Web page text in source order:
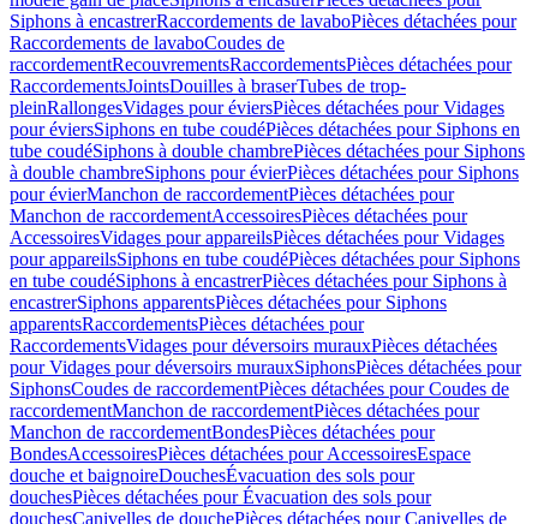
Siphons à encastrerRaccordements de lavaboPièces détachées pour
Raccordements de lavaboCoudes de
raccordementRecouvrementsRaccordementsPièces détachées pour
RaccordementsJointsDouilles à braserTubes de trop-
pleinRallongesVidages pour éviersPièces détachées pour Vidages
pour éviersSiphons en tube coudéPièces détachées pour Siphons en
tube coudéSiphons à double chambrePièces détachées pour Siphons
à double chambreSiphons pour évierPièces détachées pour Siphons
pour évierManchon de raccordementPièces détachées pour
Manchon de raccordementAccessoiresPièces détachées pour
AccessoiresVidages pour appareilsPièces détachées pour Vidages
pour appareilsSiphons en tube coudéPièces détachées pour Siphons
en tube coudéSiphons à encastrerPièces détachées pour Siphons à
encastrerSiphons apparentsPièces détachées pour Siphons
apparentsRaccordementsPièces détachées pour
RaccordementsVidages pour déversoirs murauxPièces détachées
pour Vidages pour déversoirs murauxSiphonsPièces détachées pour
SiphonsCoudes de raccordementPièces détachées pour Coudes de
raccordementManchon de raccordementPièces détachées pour
Manchon de raccordementBondesPièces détachées pour
BondesAccessoiresPièces détachées pour AccessoiresEspace
douche et baignoireDouchesÉvacuation des sols pour
douchesPièces détachées pour Évacuation des sols pour
douchesCanivelles de douchePièces détachées pour Canivelles de